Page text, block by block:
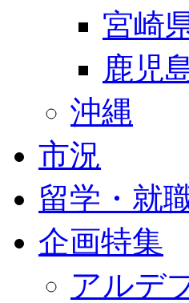
宮崎
鹿児
沖縄
市況
留学・就
企画特集
アルデ